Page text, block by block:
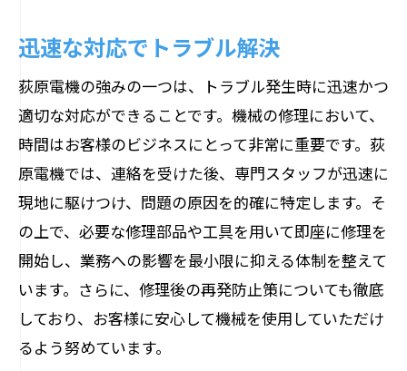
メンテナンス契約のメリット
応の信頼サービス
電気機器修理のプロフェッショナル
長野県内どこでも迅速対応
最新機器にも対応可能
故障原因を迅速に特定
修理後のアフターサポート
お客様からの満足度の高さ
荻原電機の高い技術力で機械をベストな状態
に保ちます
迅速な対応でトラブル解決
荻原電機の強みの一つは、トラブル発生時に迅速かつ
適切な対応ができることです。機械の修理において、
時間はお客様のビジネスにとって非常に重要です。荻
原電機では、連絡を受けた後、専門スタッフが迅速に
現地に駆けつけ、問題の原因を的確に特定します。そ
の上で、必要な修理部品や工具を用いて即座に修理を
開始し、業務への影響を最小限に抑える体制を整えて
います。さらに、修理後の再発防止策についても徹底
しており、お客様に安心して機械を使用していただけ
るよう努めています。